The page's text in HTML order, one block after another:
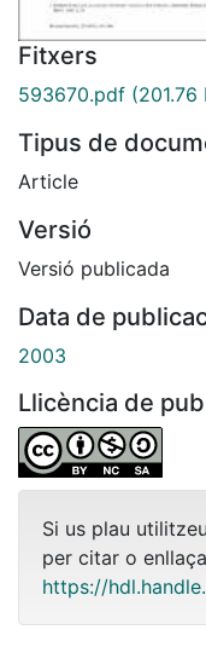
Fitxers
593670.pdf (201.76
Tipus de
Article
Versió
Versió publicada
Data de
2003
Llicència de
Si us plau
per citar o
https://